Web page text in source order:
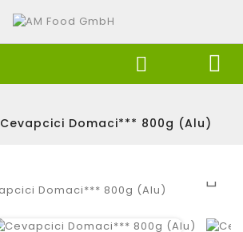

Cevapcici Domaci*** 800g (Alu)
